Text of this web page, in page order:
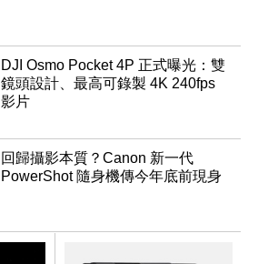
DJI Osmo Pocket 4P 正式曝光：雙
鏡頭設計、最高可錄製 4K 240fps
影片
回歸攝影本質？Canon 新一代
PowerShot 隨身機傳今年底前現身